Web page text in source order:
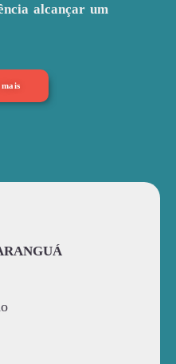
alcançar um